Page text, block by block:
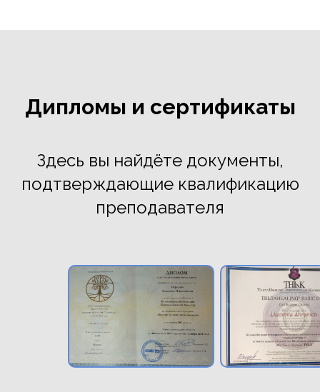
Дипломы и сертификаты
Здесь вы найдёте документы,
подтверждающие квалификацию
преподавателя